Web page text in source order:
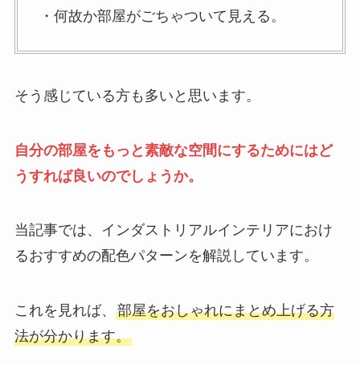
・何故か部屋がごちゃついて見える。
そう感じている方も多いと思います。
自分の部屋をもっと素敵な空間にするためにはど
うすれば良いのでしょうか。
当記事では、インダストリアルインテリアにおけ
るおすすめの配色パターンを解説しています。
これを見れば、 部屋をおしゃれにまとめ上げる方
法が分かります。